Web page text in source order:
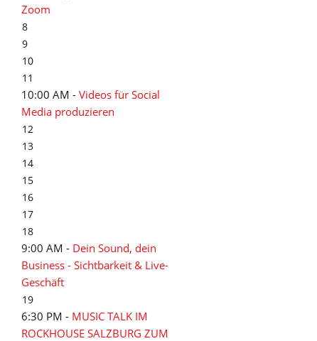
Zoom
8
9
10
11
10:00 AM - Videos für Social
Media produzieren
12
13
14
15
16
17
18
9:00 AM - Dein Sound, dein
Business - Sichtbarkeit & Live-
Geschäft
19
6:30 PM - MUSIC TALK IM
ROCKHOUSE SALZBURG ZUM